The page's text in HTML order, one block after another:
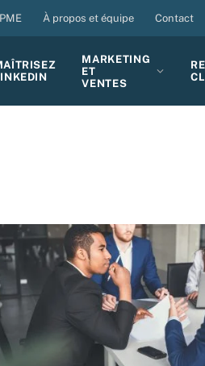
À propos et équipe Contact
MARKETING
ET
VENTES